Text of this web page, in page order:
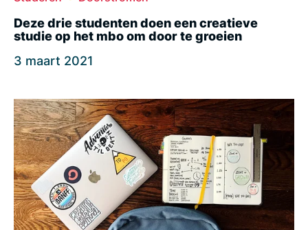
Deze drie studenten doen een creatieve
studie op het mbo om door te groeien
3 maart 2021